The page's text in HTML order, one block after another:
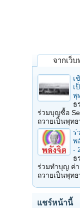
จากเว็
เ
เ
พุ
ธ
ร่วมบุญซื้อ
ถวายเป็นพุท
ร่
พ
-
ธ
ร่วมทำบุญ ค่า
ถวายเป็นพุท
แชร์หน้านี้